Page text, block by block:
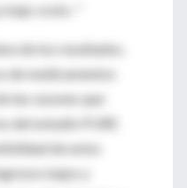
costo. "
de los resultados,
de medicamentos
las razones que
del estudio PURE
de estos
bajos y